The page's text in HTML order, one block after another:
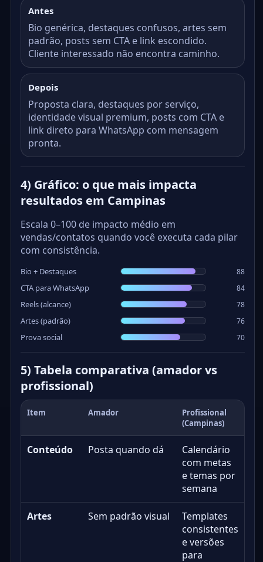
Antes
Bio genérica, destaques confusos, artes sem
padrão, posts sem CTA e link escondido.
Cliente interessado não encontra caminho.
Depois
Proposta clara, destaques por serviço,
identidade visual premium, posts com CTA e
link direto para WhatsApp com mensagem
pronta.
4) Gráfico: o que mais impacta
resultados em Campinas
Escala 0–100 de impacto médio em
vendas/contatos quando você executa cada pilar
com consistência.
Bio + Destaques 88
CTA para WhatsApp 84
Reels (alcance) 78
Artes (padrão) 76
Prova social 70
5) Tabela comparativa (amador vs
profissional)
Item Amador
Profissional
(Campinas)
Conteúdo Posta quando dá
Calendário
com metas
e temas por
semana
Artes Sem padrão visual
Templates
consistentes
e versões
para